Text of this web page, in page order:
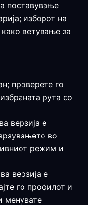
поставување
изборот на
ветување за
проверете го
рута со
верзија е
во
режим и
верзија е
го профилот и
менувате